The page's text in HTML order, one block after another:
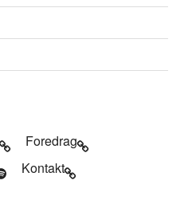
Foredrag
Kontakt